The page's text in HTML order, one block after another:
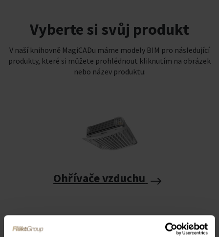
Vyberte si svůj produkt
V naší knihovně MagiCADu máme modely BIM pro následující
produkty, které si můžete prohlédnout kliknutím na obrázek
nebo název produktu:
Ohřívače vzduchu